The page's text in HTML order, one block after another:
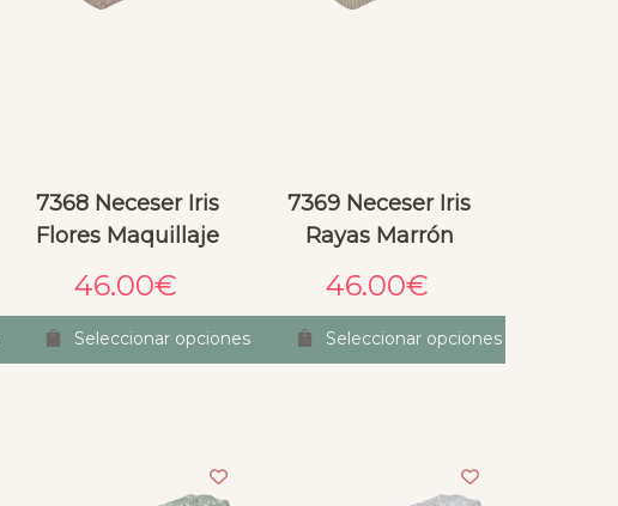
7368 Neceser Iris
Flores Maquillaje
46.00€
Seleccionar opciones
7369 Neceser Iris
Rayas Marrón
46.00€
Seleccionar opciones